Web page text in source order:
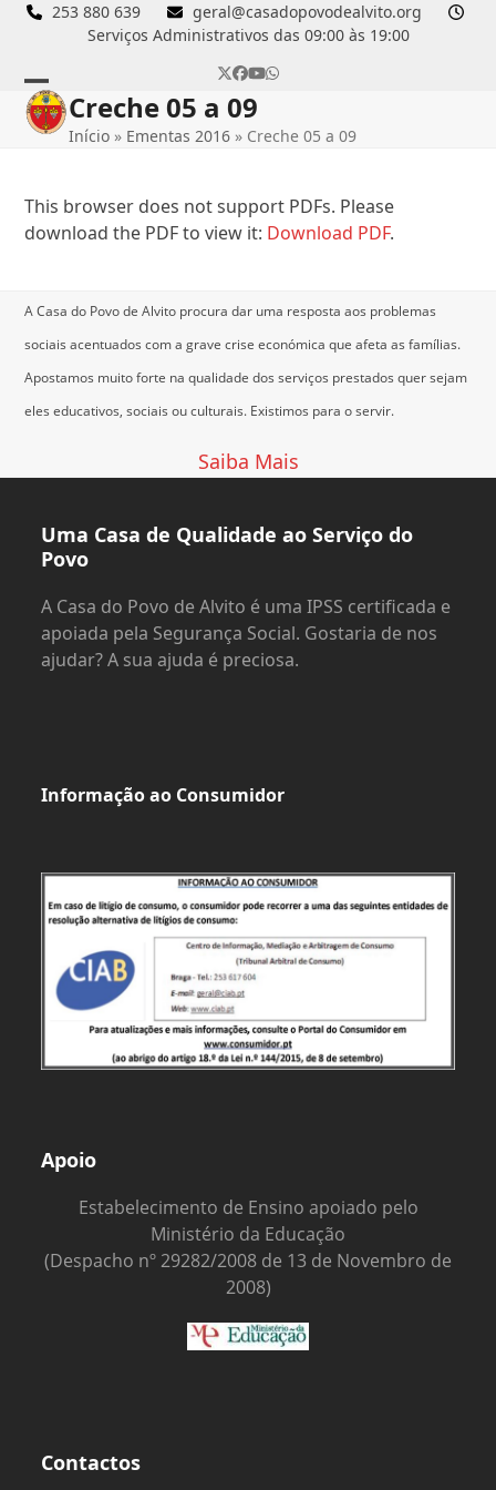
Skip
253 880 639
geral@casadopovodealvito.org
Serviços Administrativos das 09:00 às 19:00
Twitter
Facebook
YouTube
Whatsapp
Open
mobile
Close
mobile
Creche 05 a 09
Início » Ementas 2016 » Creche 05 a 09
This browser does not support PDFs. Please
download the PDF to view it: Download PDF.
A Casa do Povo de Alvito procura dar uma resposta aos problemas
sociais acentuados com a grave crise económica que afeta as famílias.
Apostamos muito forte na qualidade dos serviços prestados quer sejam
eles educativos, sociais ou culturais. Existimos para o servir.
Saiba Mais
Uma Casa de Qualidade ao Serviço do
Povo
A Casa do Povo de Alvito é uma IPSS certificada e
apoiada pela Segurança Social. Gostaria de nos
ajudar? A sua ajuda é preciosa.
Informação ao Consumidor
Apoio
Estabelecimento de Ensino apoiado pelo
Ministério da Educação
(Despacho nº 29282/2008 de 13 de Novembro de
2008)
Contactos